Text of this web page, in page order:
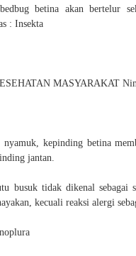
betina akan bertelur
: Insekta
MASYARAKAT
nyamuk, kepinding betina
jantan.
busuk tidak dikenal sebagai
kecuali reaksi alergi